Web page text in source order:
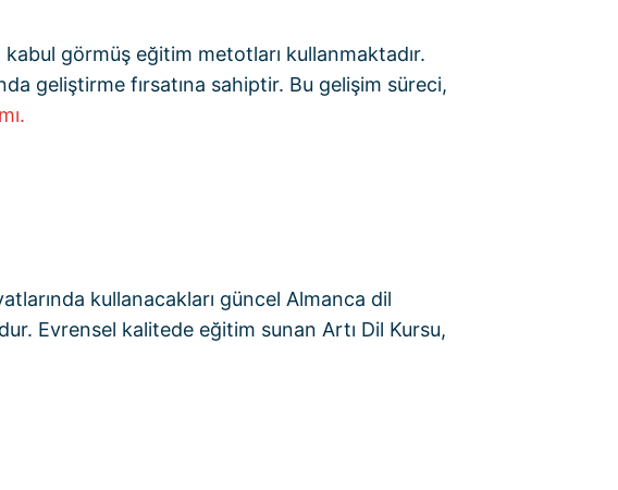
görmüş eğitim metotları kullanmaktadır.
geliştirme fırsatına sahiptir. Bu gelişim süreci,
kullanacakları güncel Almanca dil
Evrensel kalitede eğitim sunan Artı Dil Kursu,